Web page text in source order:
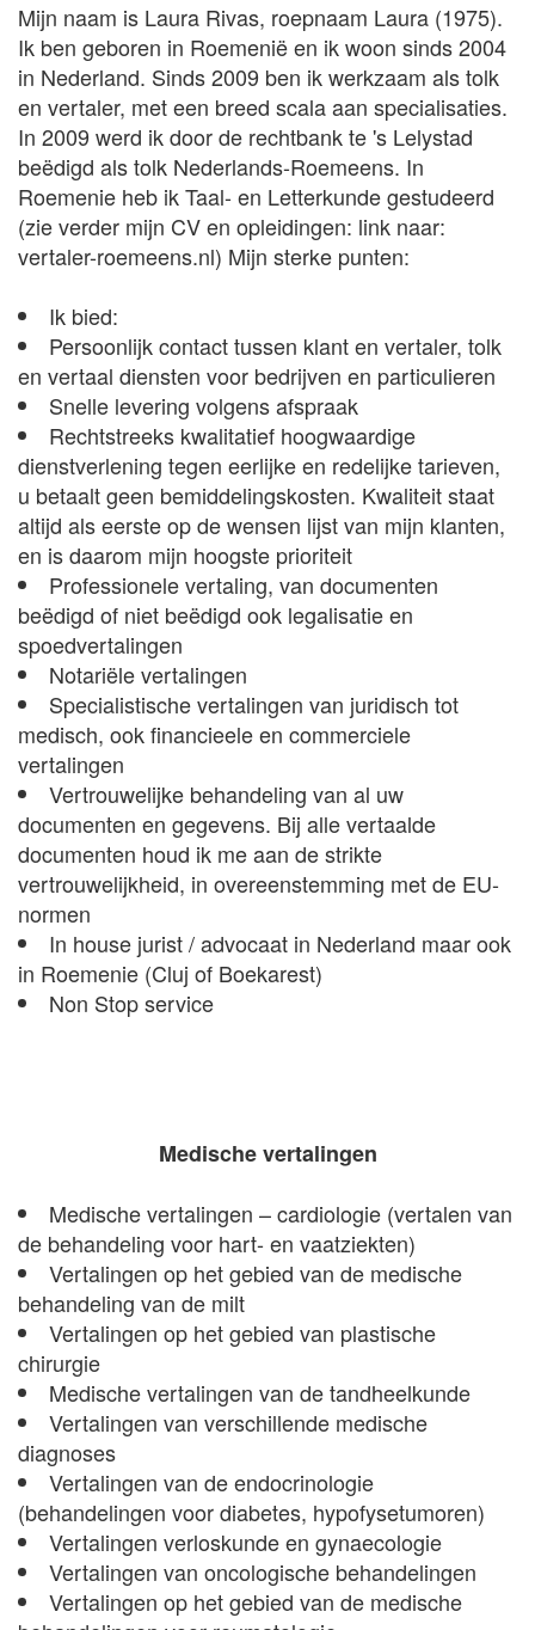
Mijn naam is Laura Rivas, roepnaam Laura (1975).
Ik ben geboren in Roemenië en ik woon sinds 2004
in Nederland. Sinds 2009 ben ik werkzaam als tolk
en vertaler, met een breed scala aan specialisaties.
In 2009 werd ik door de rechtbank te 's Lelystad
beëdigd als tolk Nederlands-Roemeens. In
Roemenie heb ik Taal- en Letterkunde gestudeerd
(zie verder mijn CV en opleidingen: link naar:
vertaler-roemeens.nl) Mijn sterke punten:
Ik bied:
Persoonlijk contact tussen klant en vertaler, tolk
en vertaal diensten voor bedrijven en particulieren
Snelle levering volgens afspraak
Rechtstreeks kwalitatief hoogwaardige
dienstverlening tegen eerlijke en redelijke tarieven,
u betaalt geen bemiddelingskosten. Kwaliteit staat
altijd als eerste op de wensen lijst van mijn klanten,
en is daarom mijn hoogste prioriteit
Professionele vertaling, van documenten
beëdigd of niet beëdigd ook legalisatie en
spoedvertalingen
Notariële vertalingen
Specialistische vertalingen van juridisch tot
medisch, ook financieele en commerciele
vertalingen
Vertrouwelijke behandeling van al uw
documenten en gegevens. Bij alle vertaalde
documenten houd ik me aan de strikte
vertrouwelijkheid, in overeenstemming met de EU-
normen
In house jurist / advocaat in Nederland maar ook
in Roemenie (Cluj of Boekarest)
Non Stop service
Medische vertalingen
Medische vertalingen – cardiologie (vertalen van
de behandeling voor hart- en vaatziekten)
Vertalingen op het gebied van de medische
behandeling van de milt
Vertalingen op het gebied van plastische
chirurgie
Medische vertalingen van de tandheelkunde
Vertalingen van verschillende medische
diagnoses
Vertalingen van de endocrinologie
(behandelingen voor diabetes, hypofysetumoren)
Vertalingen verloskunde en gynaecologie
Vertalingen van oncologische behandelingen
Vertalingen op het gebied van de medische